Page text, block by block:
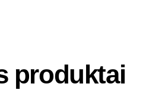
produktai